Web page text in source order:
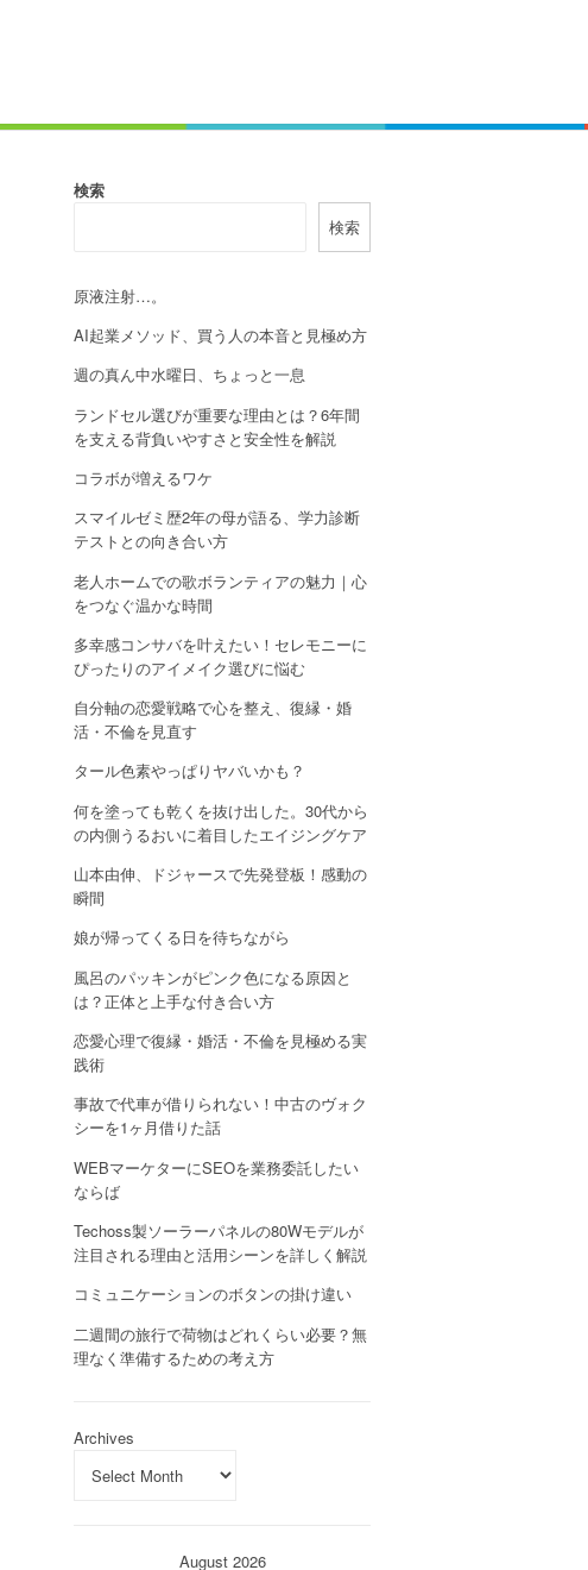
検索
検索
原液注射…。
AI起業メソッド、買う人の本音と見極め方
週の真ん中水曜日、ちょっと一息
ランドセル選びが重要な理由とは？6年間
を支える背負いやすさと安全性を解説
コラボが増えるワケ
スマイルゼミ歴2年の母が語る、学力診断
テストとの向き合い方
老人ホームでの歌ボランティアの魅力｜心
をつなぐ温かな時間
多幸感コンサバを叶えたい！セレモニーに
ぴったりのアイメイク選びに悩む
自分軸の恋愛戦略で心を整え、復縁・婚
活・不倫を見直す
タール色素やっぱりヤバいかも？
何を塗っても乾くを抜け出した。30代から
の内側うるおいに着目したエイジングケア
山本由伸、ドジャースで先発登板！感動の
瞬間
娘が帰ってくる日を待ちながら
風呂のパッキンがピンク色になる原因と
は？正体と上手な付き合い方
恋愛心理で復縁・婚活・不倫を見極める実
践術
事故で代車が借りられない！中古のヴォク
シーを1ヶ月借りた話
WEBマーケターにSEOを業務委託したい
ならば
Techoss製ソーラーパネルの80Wモデルが
注目される理由と活用シーンを詳しく解説
コミュニケーションのボタンの掛け違い
二週間の旅行で荷物はどれくらい必要？無
理なく準備するための考え方
Archives
August 2026